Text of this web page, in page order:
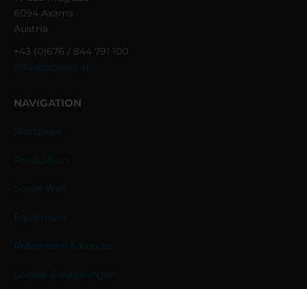
6094 Axams
Austria
+43 (0)676 / 844 791 100
office@pilger.at
NAVIGATION
Startpage
Produktion
Social Wall
Equipment
Referenzen & Kunden
Cookie-Einstellungen